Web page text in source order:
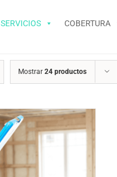
SERVICIOS COBERTURA
Mostrar 24 productos